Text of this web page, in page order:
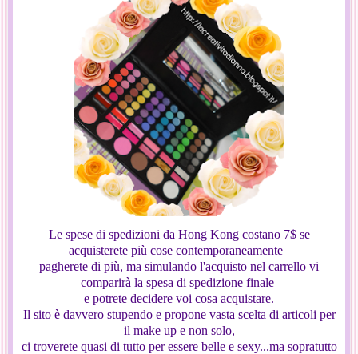
Le spese di spedizioni da Hong Kong costano 7$ se
acquisterete più cose contemporaneamente
pagherete di più, ma simulando l'acquisto nel carrello vi
comparirà la spesa di spedizione finale
e potrete decidere voi cosa acquistare.
Il sito è davvero stupendo e propone vasta scelta di articoli per
il make up e non solo,
ci troverete quasi di tutto per essere belle e sexy...ma sopratutto